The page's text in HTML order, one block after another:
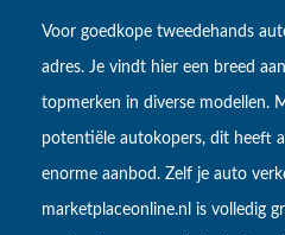
Voor goedkope tweedehands
adres. Je vindt hier een breed
topmerken in diverse modellen.
potentiële autokopers, dit heeft
enorme aanbod. Zelf je auto
marketplaceonline.nl is volledig